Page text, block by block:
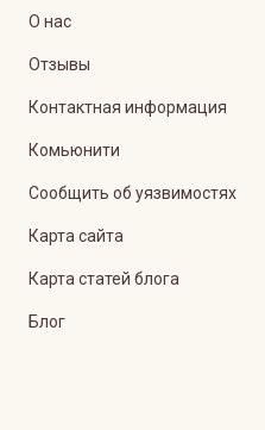
О нас
Отзывы
Контактная информация
Комьюнити
Сообщить об уязвимостях
Карта сайта
Карта статей блога
Блог